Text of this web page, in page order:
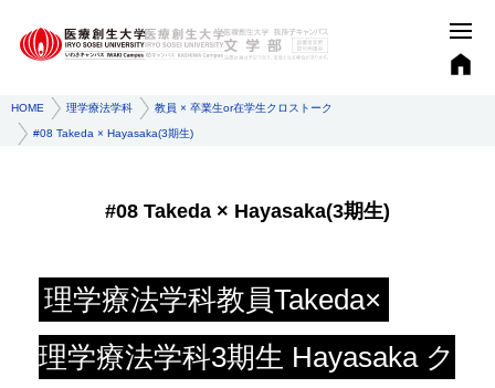
HOME 理学療法学科 教員 × 卒業生or在学生クロストーク
#08 Takeda × Hayasaka(3期⽣)
#08 Takeda × Hayasaka(3期⽣)
理学療法学科教員Takeda×
理学療法学科3期⽣ Hayasaka ク